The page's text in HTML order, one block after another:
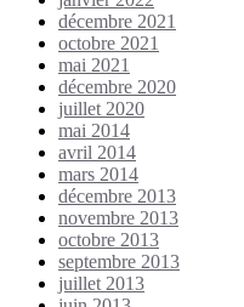
décembre 2021
octobre 2021
mai 2021
décembre 2020
juillet 2020
mai 2014
avril 2014
mars 2014
décembre 2013
novembre 2013
octobre 2013
septembre 2013
juillet 2013